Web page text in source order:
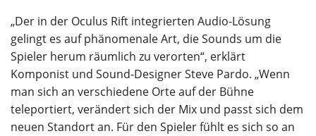
„Der in der Oculus Rift integrierten Audio-Lösung
gelingt es auf phänomenale Art, die Sounds um die
Spieler herum räumlich zu verorten“, erklärt
Komponist und Sound-Designer Steve Pardo. „Wenn
man sich an verschiedene Orte auf der Bühne
teleportiert, verändert sich der Mix und passt sich dem
neuen Standort an. Für den Spieler fühlt es sich so an